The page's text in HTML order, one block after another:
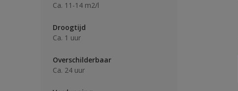
Ca. 11-14 m2/l
Droogtijd
Ca. 1 uur
Overschilderbaar
Ca. 24 uur